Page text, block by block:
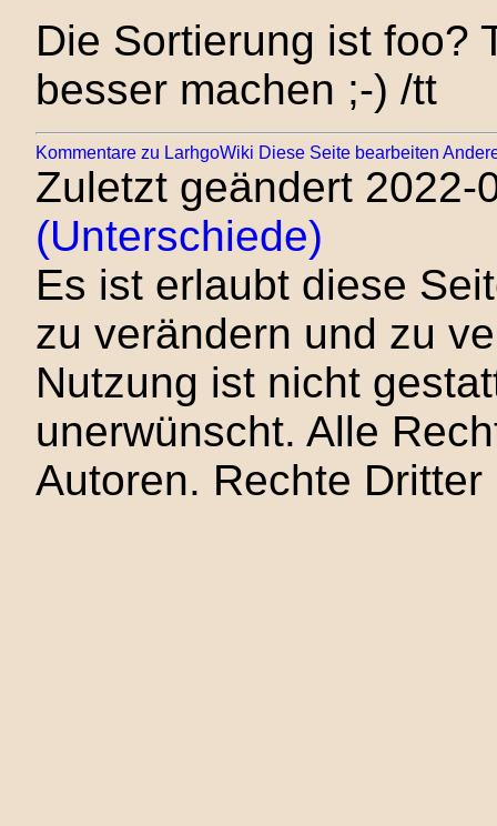
Die Sortierung ist foo?
besser machen ;-) /tt
Kommentare zu LarhgoWiki Diese Seite bearbeiten
Zuletzt geändert
(Unterschiede)
Es ist erlaubt diese
zu verändern und zu
Nutzung ist nicht
unerwünscht. Alle
Autoren. Rechte